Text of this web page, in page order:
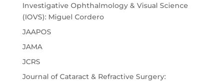
Investigative Ophthalmology & Visual Science
(IOVS): Miguel Cordero
JAAPOS
JAMA
JCRS
Journal of Cataract & Refractive Surgery: